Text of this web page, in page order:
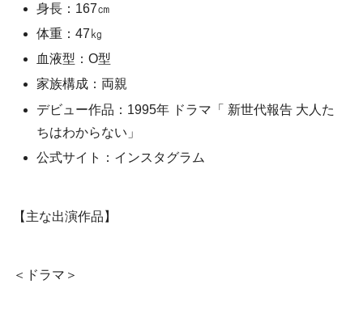
身長：167㎝
体重：47㎏
血液型：O型
家族構成：両親
デビュー作品：1995年 ドラマ「 新世代報告 大人た
ちはわからない」
公式サイト：インスタグラム
【主な出演作品】
＜ドラマ＞